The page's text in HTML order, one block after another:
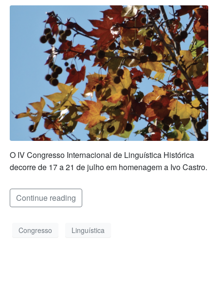
O IV Congresso Internacional de Linguística Histórica
decorre de 17 a 21 de julho em homenagem a Ivo Castro.
Continue reading
Congresso Linguística